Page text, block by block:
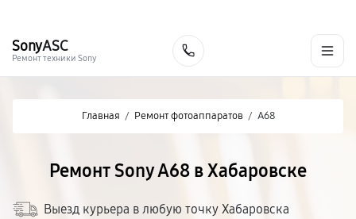
SonyASC
Ремонт техники Sony
Главная / Ремонт фотоаппаратов / A68
Ремонт Sony A68 в Хабаровске
Выезд курьера в любую точку Хабаровска